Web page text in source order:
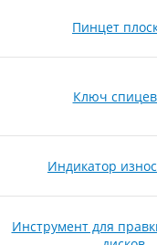
Пинцет
Ключ
Индикатор
Инструмент для